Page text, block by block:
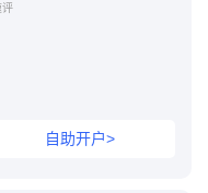
评
自助开户>